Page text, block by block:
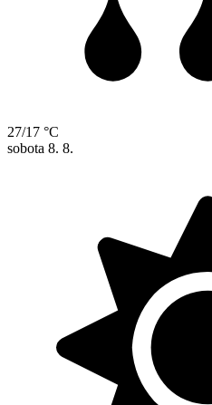
27/17 °C
sobota 8. 8.